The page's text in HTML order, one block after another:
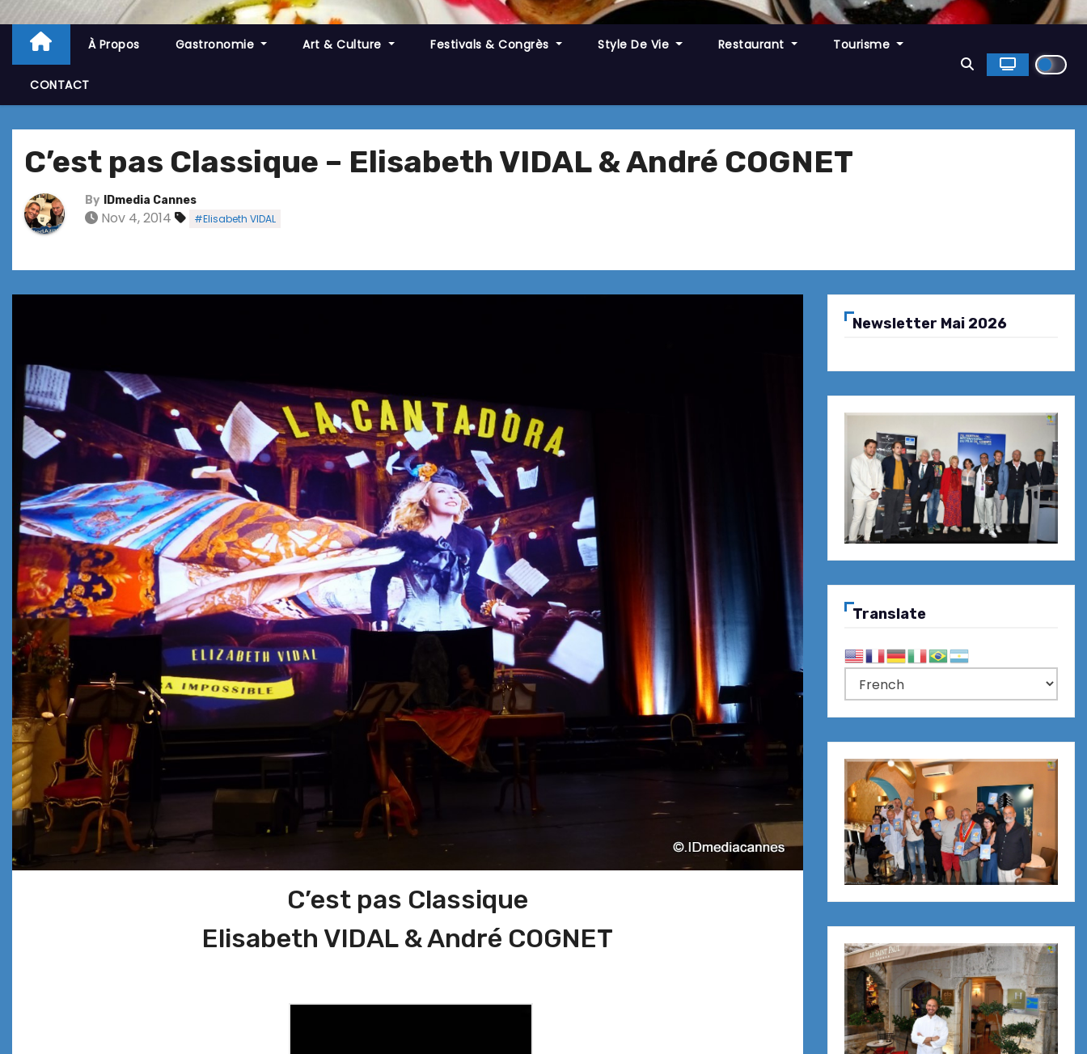
À Propos Gastronomie Art & Culture Festivals & Congrès Style De Vie Restaurant Tourisme
CONTACT
C’est pas Classique – Elisabeth VIDAL & André COGNET
By IDmedia Cannes
Nov 4, 2014 #Elisabeth VIDAL
C’est pas Classique
Elisabeth VIDAL & André COGNET
Newsletter Mai 2026
Translate